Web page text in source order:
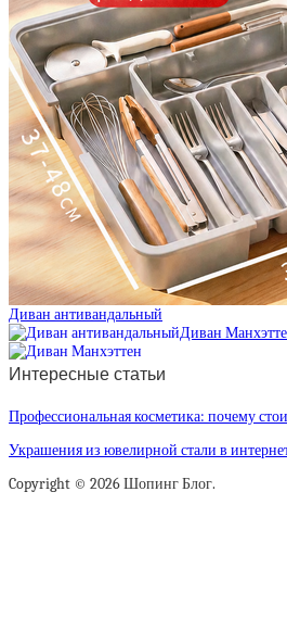
Диван антивандальный
Диван
Интересные статьи
Профессиональная косметика: почему
Украшения из ювелирной стали в
Copyright © 2026 Шопинг Блог.